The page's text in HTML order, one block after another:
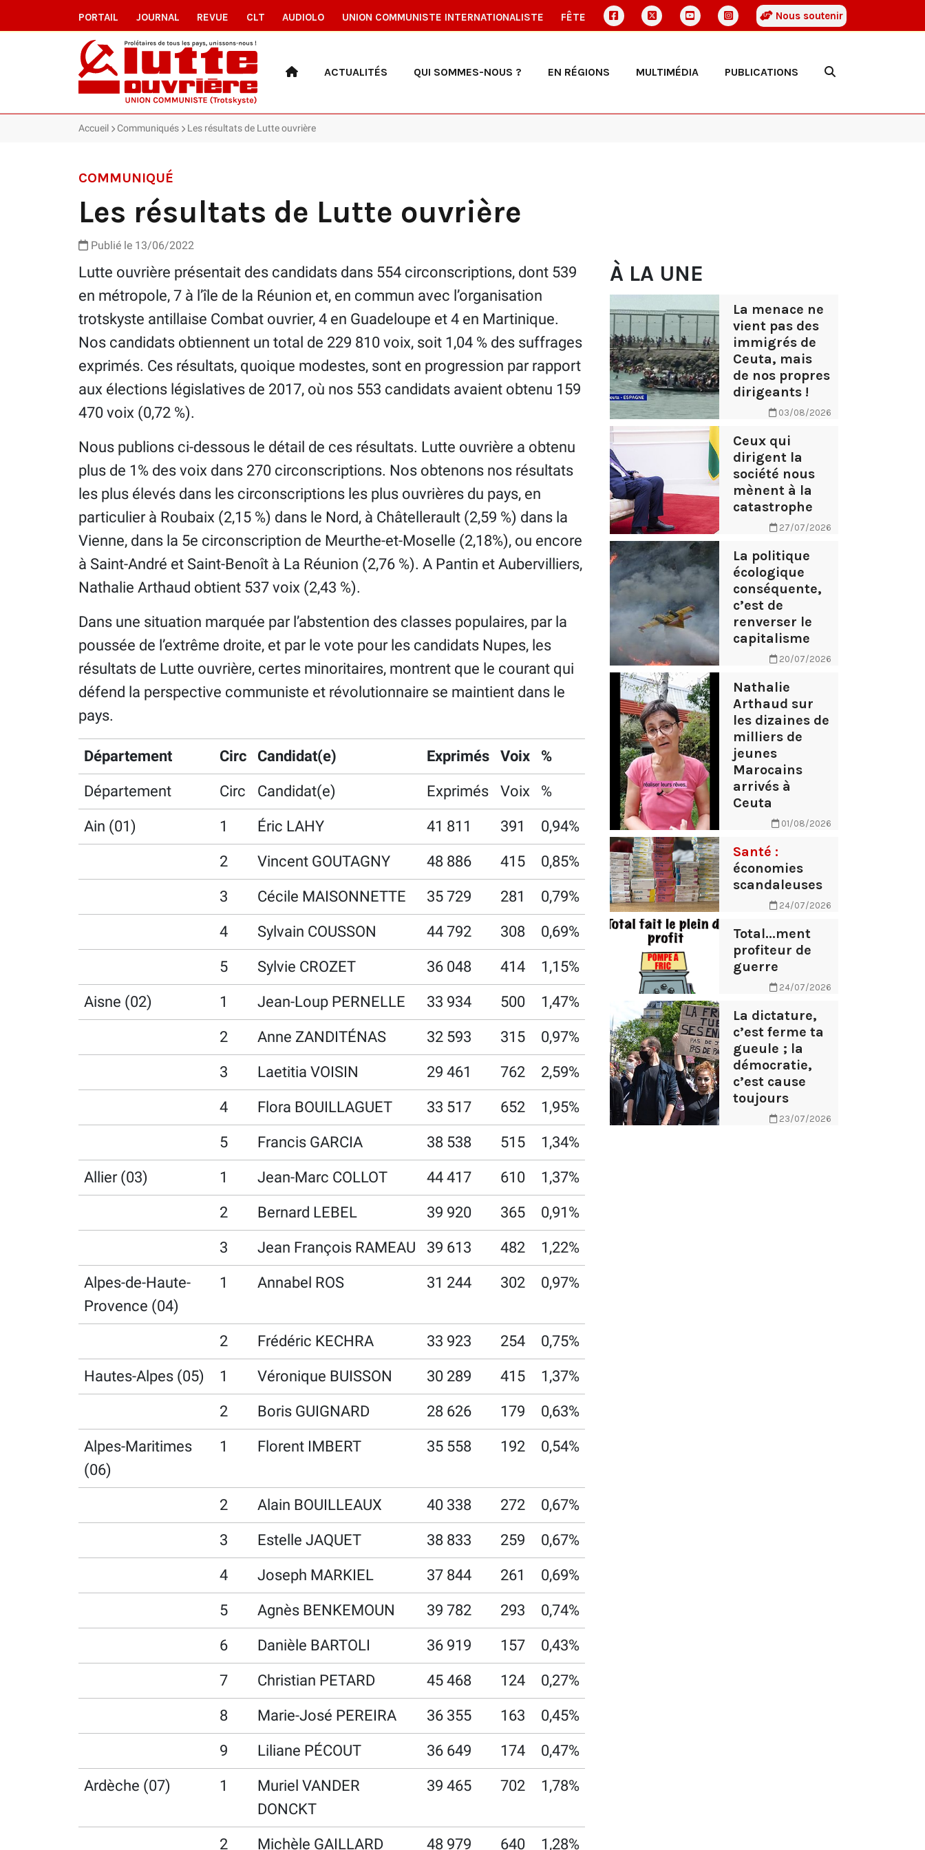
PORTAIL JOURNAL REVUE CLT AUDIOLO UNION COMMUNISTE INTERNATIONALISTE FÊTE Nous soutenir
ACTUALITÉS QUI SOMMES-NOUS ? EN RÉGIONS MULTIMÉDIA PUBLICATIONS
Accueil Communiqués Les résultats de Lutte ouvrière
COMMUNIQUÉ
Les résultats de Lutte ouvrière
Publié le 13/06/2022
Lutte ouvrière présentait des candidats dans 554 circonscriptions, dont 539
en métropole, 7 à l’île de la Réunion et, en commun avec l’organisation
trotskyste antillaise Combat ouvrier, 4 en Guadeloupe et 4 en Martinique.
Nos candidats obtiennent un total de 229 810 voix, soit 1,04 % des suffrages
exprimés. Ces résultats, quoique modestes, sont en progression par rapport
aux élections législatives de 2017, où nos 553 candidats avaient obtenu 159
470 voix (0,72 %).
Nous publions ci-dessous le détail de ces résultats. Lutte ouvrière a obtenu
plus de 1% des voix dans 270 circonscriptions. Nos obtenons nos résultats
les plus élevés dans les circonscriptions les plus ouvrières du pays, en
particulier à Roubaix (2,15 %) dans le Nord, à Châtellerault (2,59 %) dans la
Vienne, dans la 5e circonscription de Meurthe-et-Moselle (2,18%), ou encore
à Saint-André et Saint-Benoît à La Réunion (2,76 %). A Pantin et Aubervilliers,
Nathalie Arthaud obtient 537 voix (2,43 %).
Dans une situation marquée par l’abstention des classes populaires, par la
poussée de l’extrême droite, et par le vote pour les candidats Nupes, les
résultats de Lutte ouvrière, certes minoritaires, montrent que le courant qui
défend la perspective communiste et révolutionnaire se maintient dans le
pays.
Département Circ Candidat(e) Exprimés Voix %
Département Circ Candidat(e) Exprimés Voix %
Ain (01) 1 Éric LAHY 41 811 391 0,94%
2 Vincent GOUTAGNY 48 886 415 0,85%
3 Cécile MAISONNETTE 35 729 281 0,79%
4 Sylvain COUSSON 44 792 308 0,69%
5 Sylvie CROZET 36 048 414 1,15%
Aisne (02) 1 Jean-Loup PERNELLE 33 934 500 1,47%
2 Anne ZANDITÉNAS 32 593 315 0,97%
3 Laetitia VOISIN 29 461 762 2,59%
4 Flora BOUILLAGUET 33 517 652 1,95%
5 Francis GARCIA 38 538 515 1,34%
Allier (03) 1 Jean-Marc COLLOT 44 417 610 1,37%
2 Bernard LEBEL 39 920 365 0,91%
3 Jean François RAMEAU 39 613 482 1,22%
Alpes-de-Haute-
Provence (04)
1 Annabel ROS 31 244 302 0,97%
2 Frédéric KECHRA 33 923 254 0,75%
Hautes-Alpes (05) 1 Véronique BUISSON 30 289 415 1,37%
2 Boris GUIGNARD 28 626 179 0,63%
Alpes-Maritimes
(06)
1 Florent IMBERT 35 558 192 0,54%
2 Alain BOUILLEAUX 40 338 272 0,67%
3 Estelle JAQUET 38 833 259 0,67%
4 Joseph MARKIEL 37 844 261 0,69%
5 Agnès BENKEMOUN 39 782 293 0,74%
6 Danièle BARTOLI 36 919 157 0,43%
7 Christian PETARD 45 468 124 0,27%
8 Marie-José PEREIRA 36 355 163 0,45%
9 Liliane PÉCOUT 36 649 174 0,47%
Ardèche (07) 1
Muriel VANDER
DONCKT
39 465 702 1,78%
2 Michèle GAILLARD 48 979 640 1,28%
À LA UNE
La menace ne
vient pas des
immigrés de
Ceuta, mais
de nos propres
dirigeants !
03/08/2026
Ceux qui
dirigent la
société nous
mènent à la
catastrophe
27/07/2026
La politique
écologique
conséquente,
c’est de
renverser le
capitalisme
20/07/2026
Nathalie
Arthaud sur
les dizaines de
milliers de
jeunes
Marocains
arrivés à
Ceuta
01/08/2026
Santé :
économies
scandaleuses
24/07/2026
Total...ment
profiteur de
guerre
24/07/2026
La dictature,
c’est ferme ta
gueule ; la
démocratie,
c’est cause
toujours
23/07/2026